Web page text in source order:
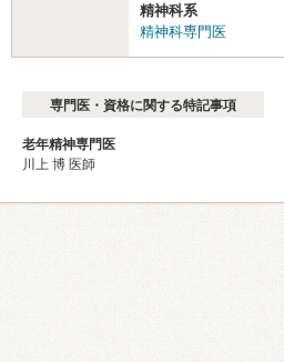
精神科系
精神科専門医
専門医・資格に関する特記事項
老年精神専門医
川上 博 医師